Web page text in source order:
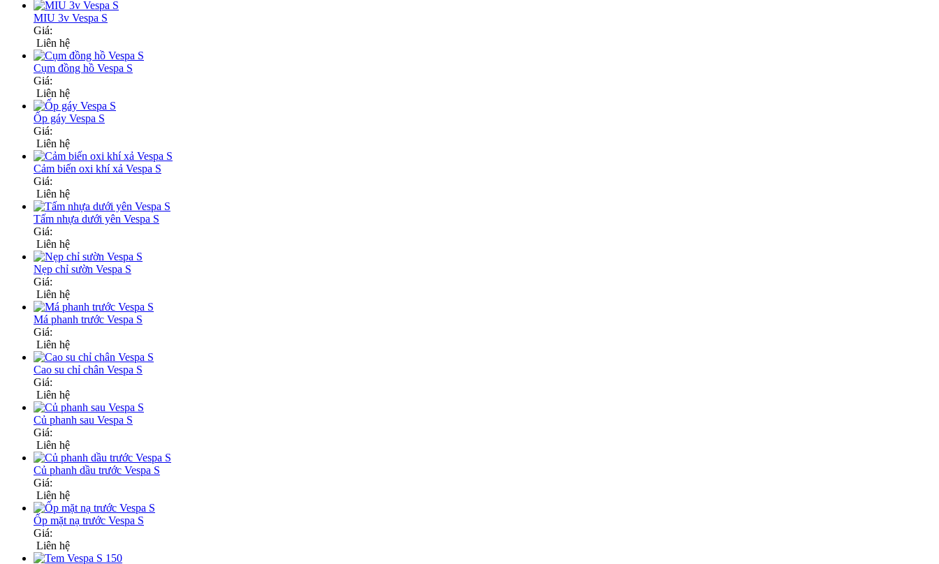
MIU 3v Vespa S
Giá:
Liên hệ
Cụm đồng hồ Vespa S
Giá:
Liên hệ
Ốp gáy Vespa S
Giá:
Liên hệ
Cảm biến oxi khí xả Vespa S
Giá:
Liên hệ
Tấm nhựa dưới yên Vespa S
Giá:
Liên hệ
Nẹp chỉ sườn Vespa S
Giá:
Liên hệ
Má phanh trước Vespa S
Giá:
Liên hệ
Cao su chỉ chân Vespa S
Giá:
Liên hệ
Củ phanh sau Vespa S
Giá:
Liên hệ
Củ phanh dầu trước Vespa S
Giá:
Liên hệ
Ốp mặt nạ trước Vespa S
Giá:
Liên hệ